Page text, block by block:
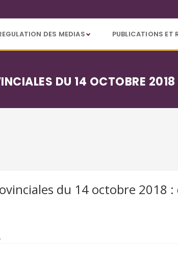
DES MEDIAS PUBLICATIONS ET
DU 14 OCTOBRE
du 14 octobre 2018